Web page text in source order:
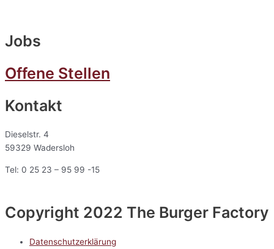
Jobs
Offene Stellen
Kontakt
Dieselstr. 4
59329 Wadersloh
Tel: 0 25 23 – 95 99 -15
Copyright 2022 The Burger Factory
Datenschutzerklärung